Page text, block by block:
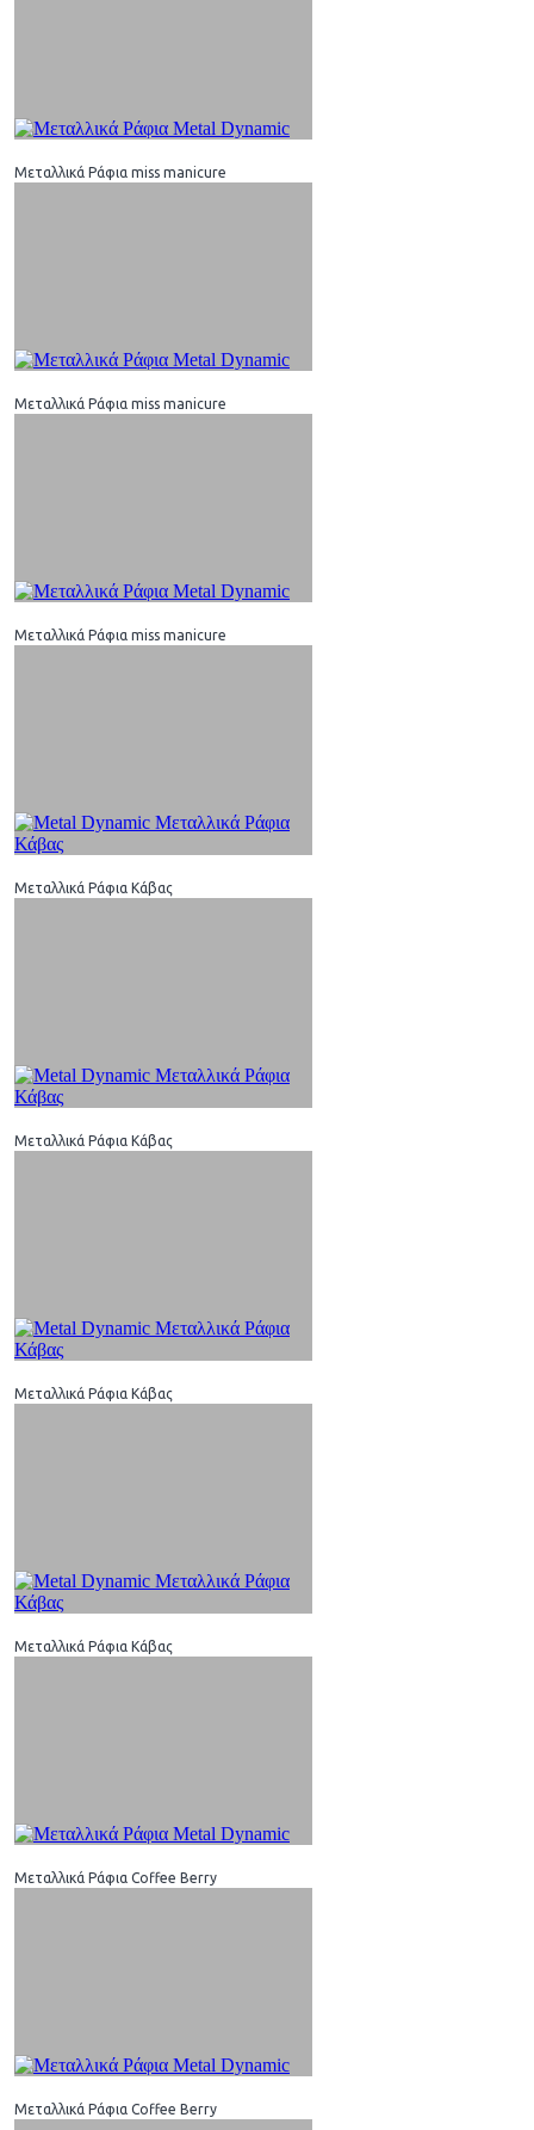
Μεταλλικά Ράφια miss manicure
Μεταλλικά Ράφια miss manicure
Μεταλλικά Ράφια miss manicure
Μεταλλικά Ράφια Κάβας
Μεταλλικά Ράφια Κάβας
Μεταλλικά Ράφια Κάβας
Μεταλλικά Ράφια Κάβας
Μεταλλικά Ράφια Coffee Berry
Μεταλλικά Ράφια Coffee Berry